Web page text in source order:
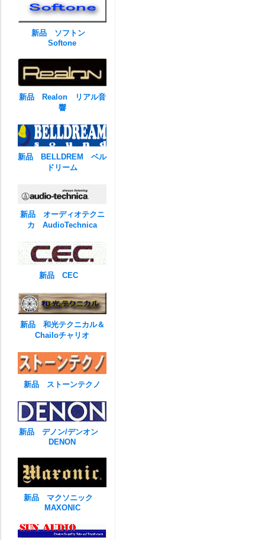
新品 ソフトン
Softone
新品 Realon リアル音
響
新品 BELLDREM ベル
ドリーム
新品 オーディオテクニ
カ AudioTechnica
新品 CEC
新品 和光テクニカル＆
Chailoチャリオ
新品 ストーンテクノ
新品 デノン/デンオン
DENON
新品 マクソニック
MAXONIC